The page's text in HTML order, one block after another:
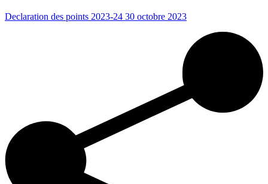
Declaration des points 2023-24 30 octobre 2023